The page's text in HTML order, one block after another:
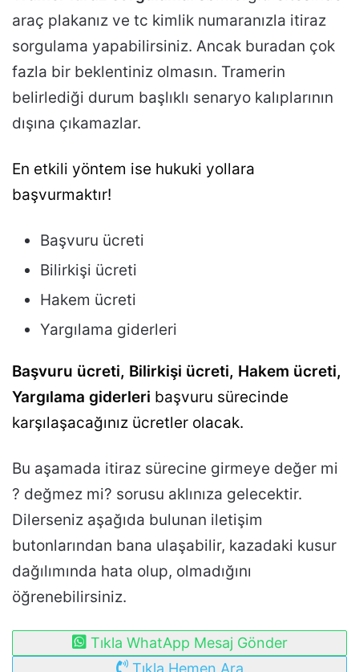
araç plakanız ve tc kimlik numaranızla itiraz
sorgulama yapabilirsiniz. Ancak buradan çok
fazla bir beklentiniz olmasın. Tramerin
belirlediği durum başlıklı senaryo kalıplarının
dışına çıkamazlar.
En etkili yöntem ise hukuki yollara
başvurmaktır!
Başvuru ücreti
Bilirkişi ücreti
Hakem ücreti
Yargılama giderleri
Başvuru ücreti, Bilirkişi ücreti, Hakem ücreti,
Yargılama giderleri başvuru sürecinde
karşılaşacağınız ücretler olacak.
Bu aşamada itiraz sürecine girmeye değer mi
? değmez mi? sorusu aklınıza gelecektir.
Dilerseniz aşağıda bulunan iletişim
butonlarından bana ulaşabilir, kazadaki kusur
dağılımında hata olup, olmadığını
öğrenebilirsiniz.
Tıkla WhatApp Mesaj Gönder
Tıkla Hemen Ara